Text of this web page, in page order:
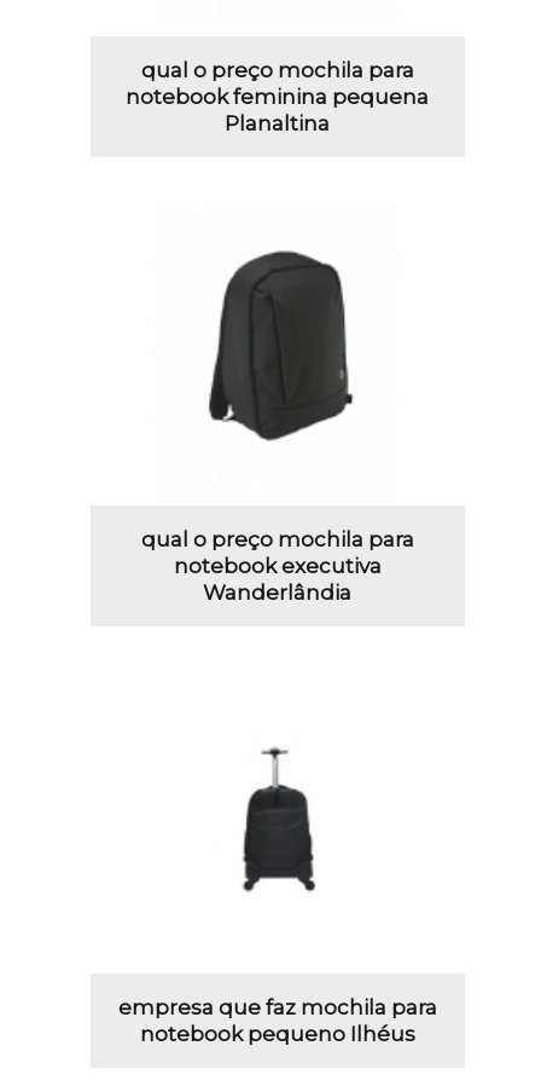
qual o preço mochila para
notebook feminina pequena
Planaltina
qual o preço mochila para
notebook executiva
Wanderlândia
empresa que faz mochila para
notebook pequeno Ilhéus